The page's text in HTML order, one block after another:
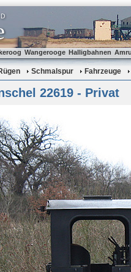
Wangerooge Halligbahnen
Schmalspur Fahrzeuge
22619 - Privat